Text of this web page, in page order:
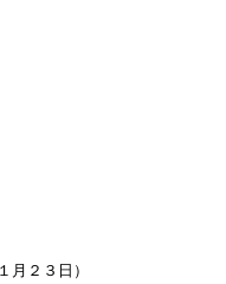
２３日）